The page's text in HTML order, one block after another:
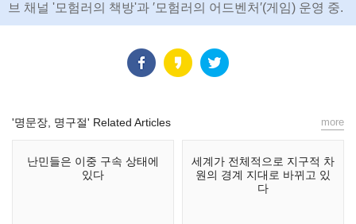
브 채널 '모험러의 책방'과 ′모험러의 어드벤처′(게임) 운영 중.
'명문장, 명구절' Related Articles
난민들은 이중 구속 상태에
있다
세계가 전체적으로 지구적 차
원의 경계 지대로 바뀌고 있
다
more